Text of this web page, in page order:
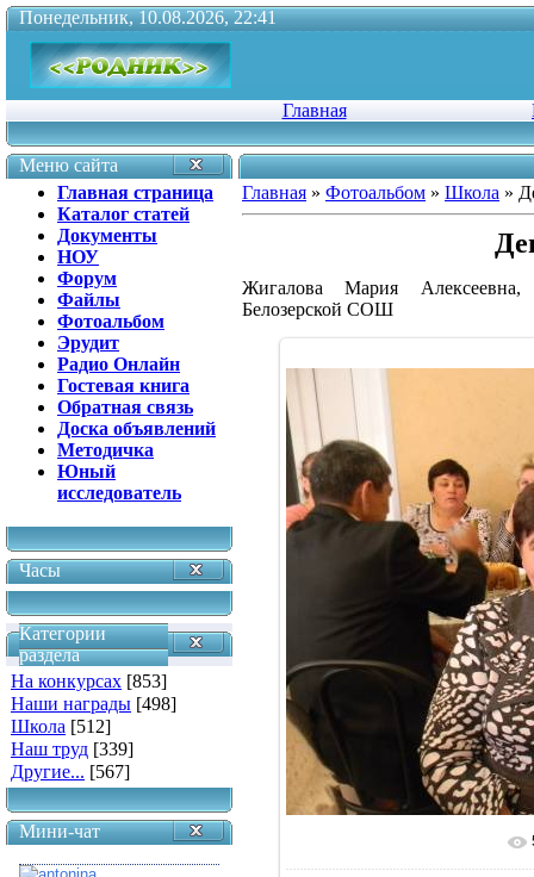
Понедельник, 10.08.2026, 22:41
Главная
Меню сайта
Главная страница
Каталог статей
Документы
НОУ
Форум
Файлы
Фотоальбом
Эрудит
Радио Онлайн
Гостевая книга
Обратная связь
Доска объявлений
Методичка
Юный
исследователь
Часы
Категории
раздела
На конкурсах [853]
Наши награды [498]
Школа [512]
Наш труд [339]
Другие... [567]
Мини-чат
Главная » Фотоальбом » Школа »
Жигалова Мария Алексеевна,
Белозерской СОШ
В